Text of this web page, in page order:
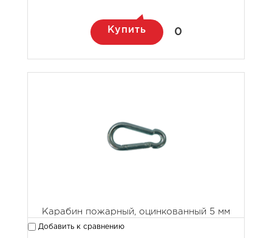
Купить 0
Карабин пожарный, оцинкованный 5 мм
Добавить к сравнению